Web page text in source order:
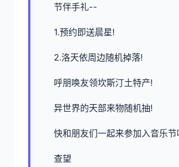
节伴手礼--
1.预约即送晨星!
2.洛天依周边随机掉落!
呼朋唤友领坎斯汀土特产!
异世界的天部来物随机抽!
快和朋友们一起来参加入音乐节
查望